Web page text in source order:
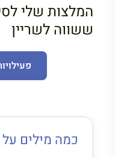
המלצות שלי
ששווה לשריין
כמה מילים